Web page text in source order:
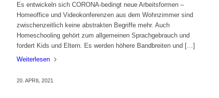
Es entwickeln sich CORONA-bedingt neue Arbeitsformen –
Homeoffice und Videokonferenzen aus dem Wohnzimmer sind
zwischenzeitlich keine abstrakten Begriffe mehr. Auch
Homeschooling gehört zum allgemeinen Sprachgebrauch und
fordert Kids und Eltern. Es werden höhere Bandbreiten und […]
Weiterlesen
20. APRIL 2021